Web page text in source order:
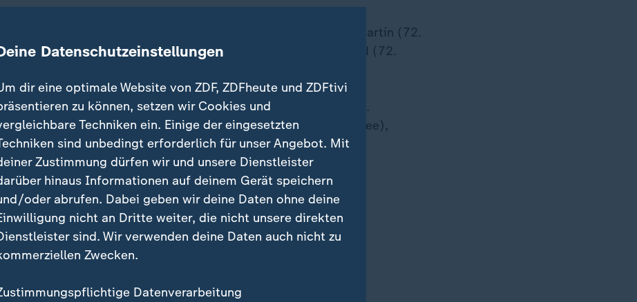
Szczesny - Koundé, E. Garcia (86. A. Christensen), Cubarsi, Martín (72.
Jong, Pedri (79. Bernal) - Yamal, Olmo (72. Casado), Rashford (72.
- F. Torres - Trainer: Hansi Flick
Chevalier - Hakimi, Sabarnyj, Pacho, Mendes - Ruiz (72. G.
Zaïre-Emery - Mbaye (65. Lucas Hernandez), Mayulu (80. Lee),
- Trainer: Luis Enrique
Michael Oliver (England)
Andreas Kürten
Datenschutzeinstellungen
dir eine optimale Website von ZDF, ZDFheute und ZDFtivi
zu können, setzen wir Cookies und
Techniken ein. Einige der eingesetzten
sind unbedingt erforderlich für unser Angebot. Mit
Zustimmung dürfen wir und unsere Dienstleister
hinaus Informationen auf deinem Gerät speichern
oder abrufen. Dabei geben wir deine Daten ohne deine
nicht an Dritte weiter, die nicht unsere direkten
sind. Wir verwenden deine Daten auch nicht zu
Zwecken.
Datenverarbeitung